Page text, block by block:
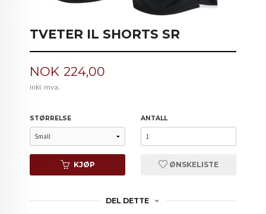
TVETER IL SHORTS SR
Pris
NOK 224,00
inkl. mva.
STØRRELSE ANTALL
KJØP ØNSKELISTE
DEL DETTE